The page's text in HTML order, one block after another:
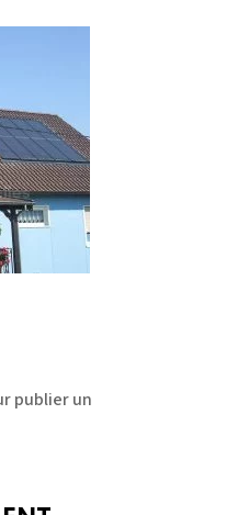
publier un